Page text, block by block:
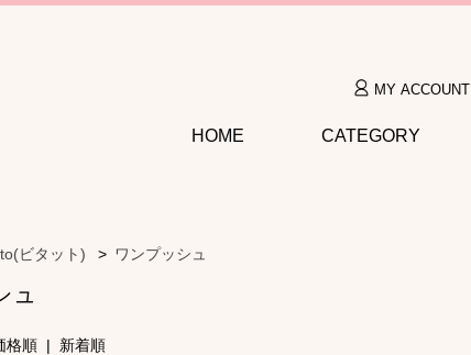
MY ACCOUNT
HOME CATEGORY
ビタット) > ワンプッシュ
ュ
格順| 新着順